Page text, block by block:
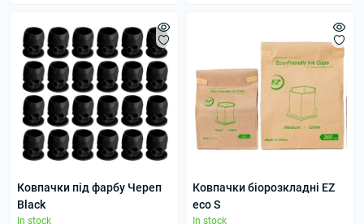
Ковпачки під фарбу Череп
Black
In stock
Ковпачки біорозкладні EZ
eco S
In stock